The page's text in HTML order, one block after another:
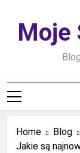
contentMoje
Home
Blog
Jakie są